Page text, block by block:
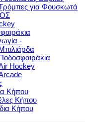
για Φουσκωτά
-
Hockey
Κήπου
Κήπου
Κήπου